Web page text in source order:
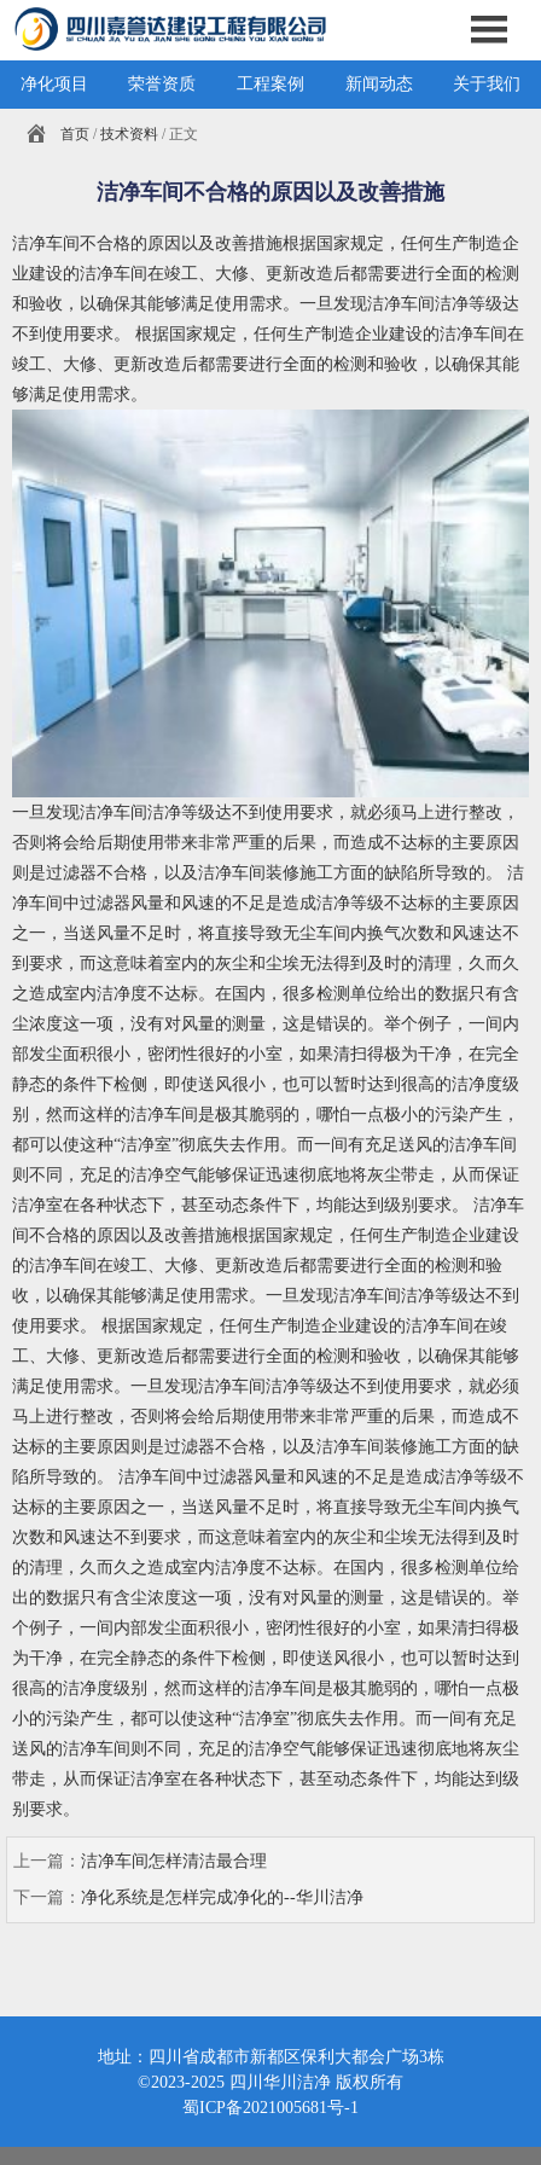
净化项目 荣誉资质 工程案例 新闻动态 关于我们
首页 /技术资料 / 正文
洁净车间不合格的原因以及改善措施
洁净车间不合格的原因以及改善措施根据国家规定，任何生产制造企
业建设的洁净车间在竣工、大修、更新改造后都需要进行全面的检测
和验收，以确保其能够满足使用需求。一旦发现洁净车间洁净等级达
不到使用要求。 根据国家规定，任何生产制造企业建设的洁净车间在
竣工、大修、更新改造后都需要进行全面的检测和验收，以确保其能
够满足使用需求。
一旦发现洁净车间洁净等级达不到使用要求，就必须马上进行整改，
否则将会给后期使用带来非常严重的后果，而造成不达标的主要原因
则是过滤器不合格，以及洁净车间装修施工方面的缺陷所导致的。 洁
净车间中过滤器风量和风速的不足是造成洁净等级不达标的主要原因
之一，当送风量不足时，将直接导致无尘车间内换气次数和风速达不
到要求，而这意味着室内的灰尘和尘埃无法得到及时的清理，久而久
之造成室内洁净度不达标。在国内，很多检测单位给出的数据只有含
尘浓度这一项，没有对风量的测量，这是错误的。举个例子，一间内
部发尘面积很小，密闭性很好的小室，如果清扫得极为干净，在完全
静态的条件下检侧，即使送风很小，也可以暂时达到很高的洁净度级
别，然而这样的洁净车间是极其脆弱的，哪怕一点极小的污染产生，
都可以使这种“洁净室”彻底失去作用。而一间有充足送风的洁净车间
则不同，充足的洁净空气能够保证迅速彻底地将灰尘带走，从而保证
洁净室在各种状态下，甚至动态条件下，均能达到级别要求。 洁净车
间不合格的原因以及改善措施根据国家规定，任何生产制造企业建设
的洁净车间在竣工、大修、更新改造后都需要进行全面的检测和验
收，以确保其能够满足使用需求。一旦发现洁净车间洁净等级达不到
使用要求。 根据国家规定，任何生产制造企业建设的洁净车间在竣
工、大修、更新改造后都需要进行全面的检测和验收，以确保其能够
满足使用需求。一旦发现洁净车间洁净等级达不到使用要求，就必须
马上进行整改，否则将会给后期使用带来非常严重的后果，而造成不
达标的主要原因则是过滤器不合格，以及洁净车间装修施工方面的缺
陷所导致的。 洁净车间中过滤器风量和风速的不足是造成洁净等级不
达标的主要原因之一，当送风量不足时，将直接导致无尘车间内换气
次数和风速达不到要求，而这意味着室内的灰尘和尘埃无法得到及时
的清理，久而久之造成室内洁净度不达标。在国内，很多检测单位给
出的数据只有含尘浓度这一项，没有对风量的测量，这是错误的。举
个例子，一间内部发尘面积很小，密闭性很好的小室，如果清扫得极
为干净，在完全静态的条件下检侧，即使送风很小，也可以暂时达到
很高的洁净度级别，然而这样的洁净车间是极其脆弱的，哪怕一点极
小的污染产生，都可以使这种“洁净室”彻底失去作用。而一间有充足
送风的洁净车间则不同，充足的洁净空气能够保证迅速彻底地将灰尘
带走，从而保证洁净室在各种状态下，甚至动态条件下，均能达到级
别要求。
上一篇： 洁净车间怎样清洁最合理
下一篇： 净化系统是怎样完成净化的--华川洁净
地址：四川省成都市新都区保利大都会广场3栋
©2023-2025 四川华川洁净 版权所有
蜀ICP备2021005681号-1